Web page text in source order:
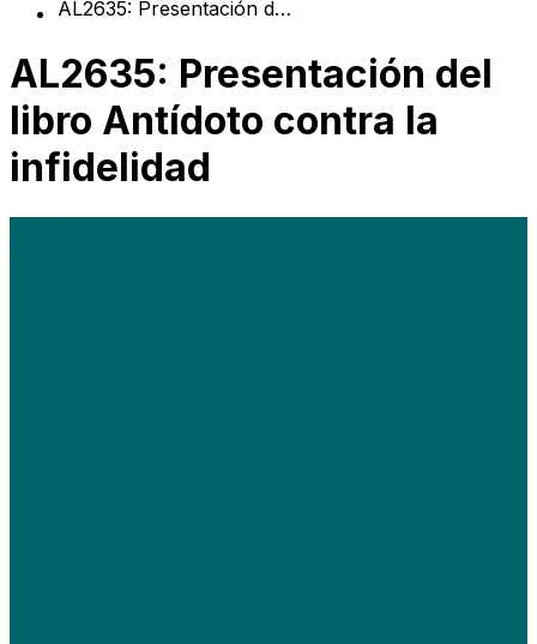
AL2635: Presentación del libro Antídoto contra la infidelidad
AL2635: Presentación del
libro Antídoto contra la
infidelidad